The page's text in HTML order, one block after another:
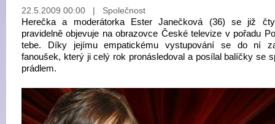
22.5.2009 00:00 | Společnost
Herečka a moderátorka Ester Janečková (36) se již
pravidelně objevuje na obrazovce České televize v pořadu
tebe. Díky jejímu empatickému vystupování se do ní
fanoušek, který ji celý rok pronásledoval a posílal balíčky se
prádlem.